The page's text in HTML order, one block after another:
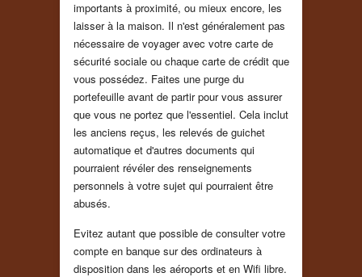
importants à proximité, ou mieux encore, les
laisser à la maison. Il n'est généralement pas
nécessaire de voyager avec votre carte de
sécurité sociale ou chaque carte de crédit que
vous possédez. Faites une purge du
portefeuille avant de partir pour vous assurer
que vous ne portez que l'essentiel. Cela inclut
les anciens reçus, les relevés de guichet
automatique et d'autres documents qui
pourraient révéler des renseignements
personnels à votre sujet qui pourraient être
abusés.
Evitez autant que possible de consulter votre
compte en banque sur des ordinateurs à
disposition dans les aéroports et en Wifi libre.